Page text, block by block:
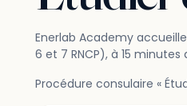
Enerlab Academy
6 et 7 RNCP), à 15 minutes
Procédure consulaire «